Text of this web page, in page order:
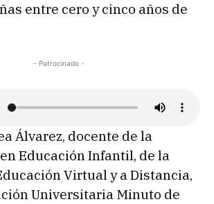
entre cero y cinco años de
- Patrocinado -
Álvarez, docente de la
Educación Infantil, de la
Virtual y a Distancia,
Universitaria Minuto de